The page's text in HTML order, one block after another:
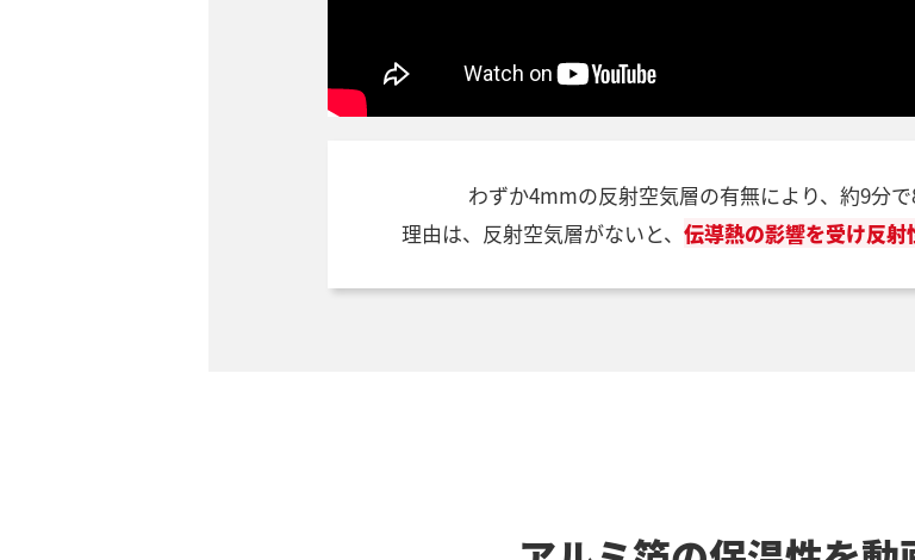
わずか4mmの反射空気層の有無により、約9分
理由は、反射空気層がないと、 伝導熱の影響を受け反